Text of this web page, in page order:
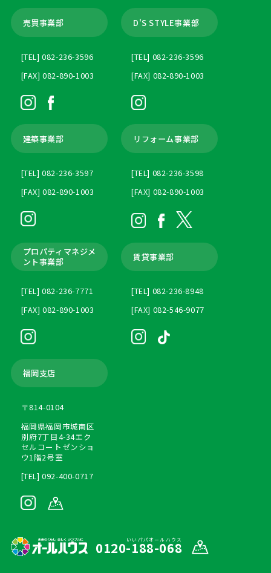
売買事業部
[TEL] 082-236-3596
[FAX] 082-890-1003
D'S STYLE事業部
[TEL] 082-236-3596
[FAX] 082-890-1003
建築事業部
[TEL] 082-236-3597
[FAX] 082-890-1003
リフォーム事業部
[TEL] 082-236-3598
[FAX] 082-890-1003
プロパティマネジメ
ント事業部
[TEL] 082-236-7771
[FAX] 082-890-1003
賃貸事業部
[TEL] 082-236-8948
[FAX] 082-546-9077
福岡支店
〒814-0104
福岡県福岡市城南区
別府7丁目4-34エク
セルコートゼンショ
ウ1階2号室
[TEL] 092-400-0717
いいパパオールハウス
0120-188-068